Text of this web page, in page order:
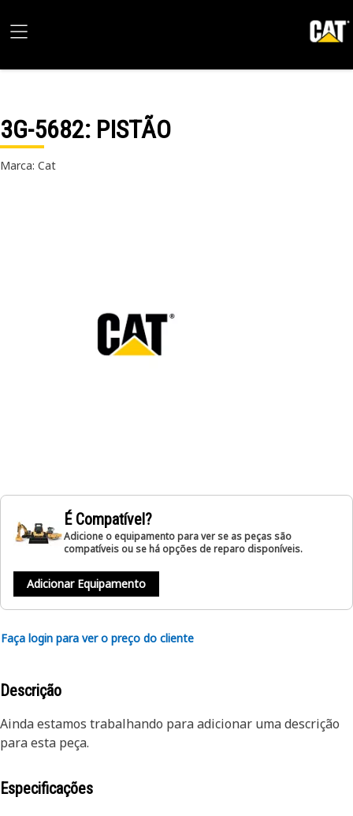
3G-5682: PISTÃO
Marca: Cat
É Compatível?
Adicione o equipamento para ver se as peças são
compatíveis ou se há opções de reparo disponíveis.
Adicionar Equipamento
Faça login para ver o preço do cliente
Descrição
Ainda estamos trabalhando para adicionar uma descrição
para esta peça.
Especificações